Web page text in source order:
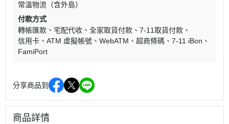
常溫物流（含外島）
付款方式
轉帳匯款
宅配代收 全家取貨付款
7-11取貨付款
信用卡
ATM 虛擬帳號 WebATM 超商條碼
7-11 iBon
FamiPort
分享商品到
商品詳情